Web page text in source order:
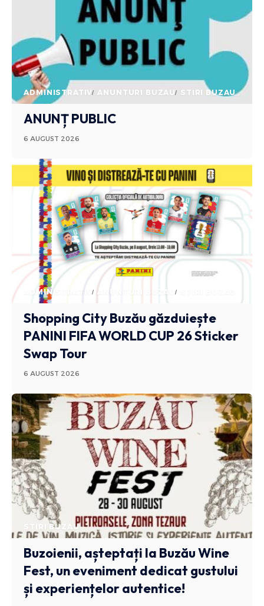
ADMINISTRATIV ANUNTURI BUZAU STIRI BUZAU
ANUNȚ PUBLIC
6 AUGUST 2026
ADMINISTRATIV ANUNTURI BUZAU
Shopping City Buzău găzduiește
PANINI FIFA WORLD CUP 26 Sticker
Swap Tour
6 AUGUST 2026
STIRI BUZAU
Buzoienii, așteptați la Buzău Wine
Fest, un eveniment dedicat gustului
și experiențelor autentice!